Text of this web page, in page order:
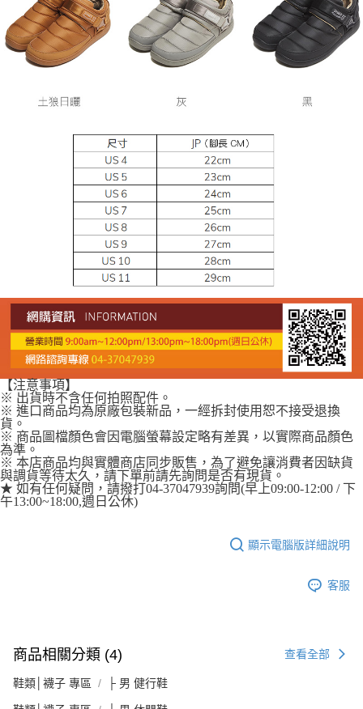
【注意事項】
※ 出貨時不含任何拍照配件。
※ 進口商品均為原廠包裝新品，一經拆封使用恕不接受退換
貨。
※ 商品圖檔顏色會因電腦螢幕設定略有差異，以實際商品顏色
為準。
※ 本店商品均與實體商店同步販售，為了避免讓消費者因缺貨
與調貨等待太久，請下單前請先詢問是否有現貨。
★ 如有任何疑問，請撥打04-37047939詢問(早上09:00-12:00 / 下
午13:00~18:00,週日公休)
顯示電腦版詳細說明
客服
商品相關分類 (4) 查看全部
鞋類│襪子 專區 ├ 男 健行鞋